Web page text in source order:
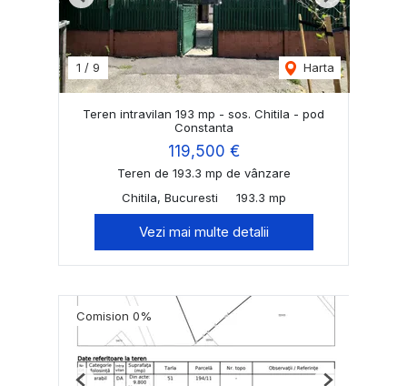
1 / 9 Harta
Teren intravilan 193 mp - sos. Chitila - pod
Constanta
119,500 €
Teren de 193.3 mp de vânzare
Chitila, Bucuresti
193.3 mp
Vezi mai multe detalii
Comision 0%